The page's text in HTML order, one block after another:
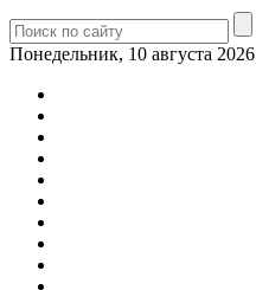
Понедельник, 10 августа 2026